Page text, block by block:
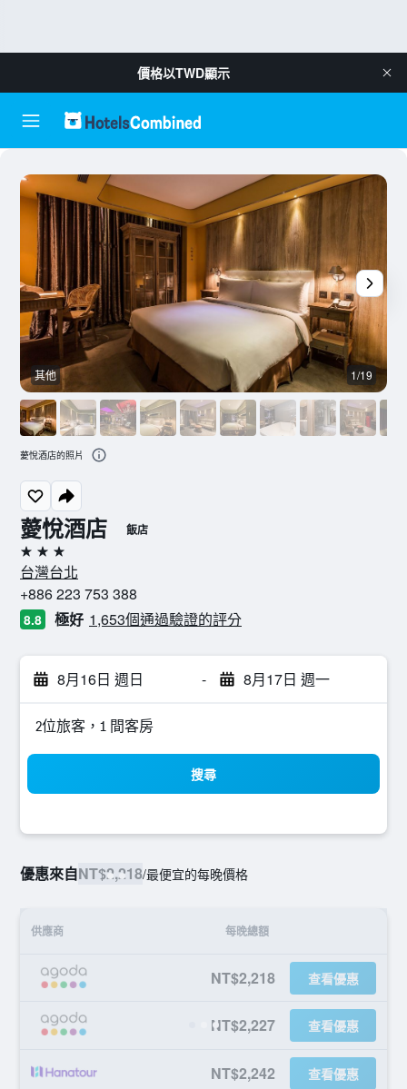
價格以TWD顯示
薆悅酒店 飯店
3星級
台灣台北
+886 223 753 388
8.8 極好 1,653個通過驗證的評分
8月16日 週日 - 8月17日 週一
2位旅客，1 間客房
搜尋
優惠來自NT$2,218/最便宜的每晚價格
供應商 每晚總額
NT$2,218 查看優惠
NT$2,227 查看優惠
NT$2,242 查看優惠
其他 1/19
薆悅酒店的照片